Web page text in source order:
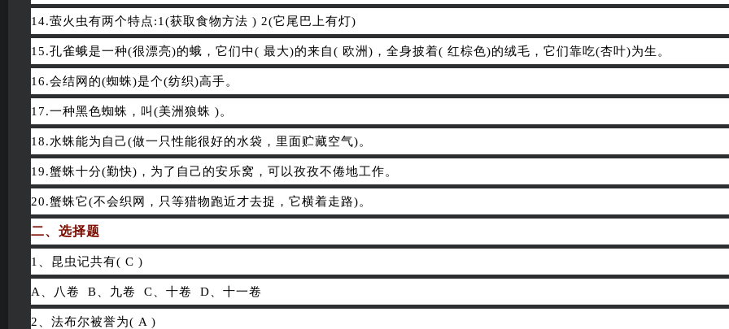
14.萤火虫有两个特点:1(获取食物方法 ) 2(它尾巴上有灯)
15.孔雀蛾是一种(很漂亮)的蛾，它们中( 最大)的来自( 欧洲)，全身披着( 红棕色)的绒毛，它们靠吃(杏叶)为生。
16.会结网的(蜘蛛)是个(纺织)高手。
17.一种黑色蜘蛛，叫(美洲狼蛛 )。
18.水蛛能为自己(做一只性能很好的水袋，里面贮藏空气)。
19.蟹蛛十分(勤快)，为了自己的安乐窝，可以孜孜不倦地工作。
20.蟹蛛它(不会织网，只等猎物跑近才去捉，它横着走路)。
二、选择题
1、昆虫记共有( C )
A、八卷 B、九卷 C、十卷 D、十一卷
2、法布尔被誉为( A )